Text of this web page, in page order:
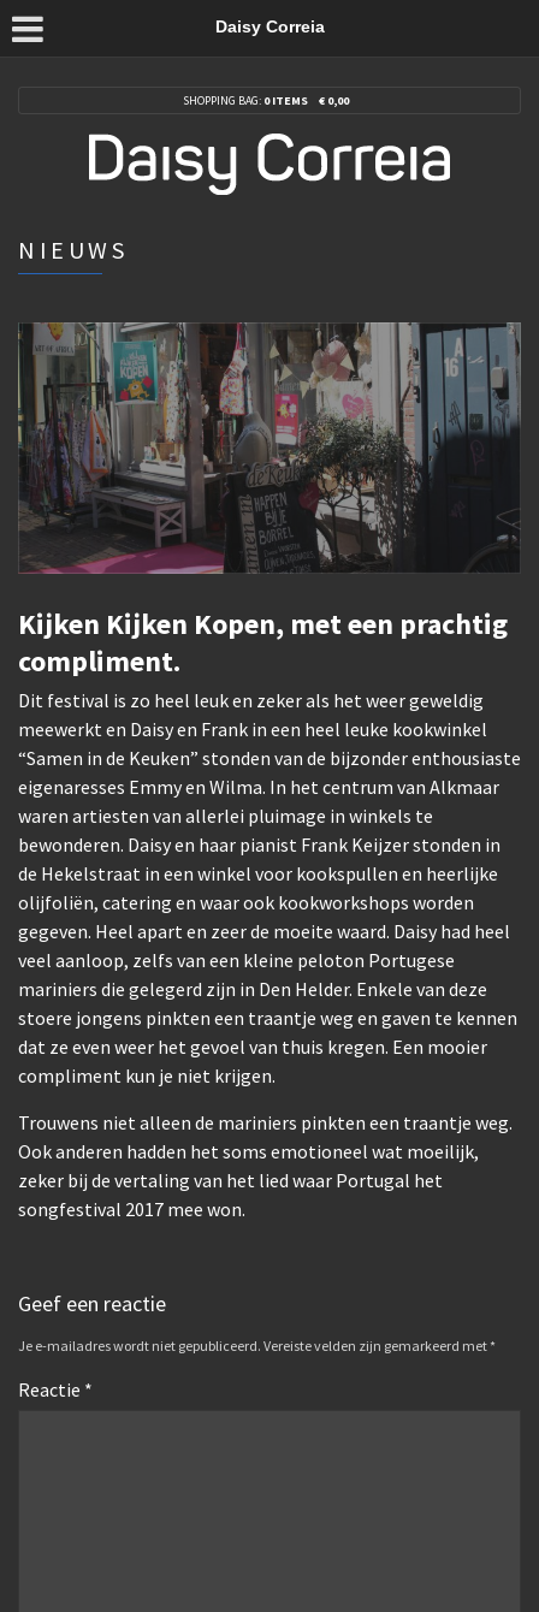
Daisy Correia
SHOPPING BAG: 0 ITEMS €0,00
NIEUWS
Kijken Kijken Kopen, met een prachtig
compliment.
Dit festival is zo heel leuk en zeker als het weer geweldig
meewerkt en Daisy en Frank in een heel leuke kookwinkel
“Samen in de Keuken” stonden van de bijzonder enthousiaste
eigenaresses Emmy en Wilma. In het centrum van Alkmaar
waren artiesten van allerlei pluimage in winkels te
bewonderen. Daisy en haar pianist Frank Keijzer stonden in
de Hekelstraat in een winkel voor kookspullen en heerlijke
olijfoliën, catering en waar ook kookworkshops worden
gegeven. Heel apart en zeer de moeite waard. Daisy had heel
veel aanloop, zelfs van een kleine peloton Portugese
mariniers die gelegerd zijn in Den Helder. Enkele van deze
stoere jongens pinkten een traantje weg en gaven te kennen
dat ze even weer het gevoel van thuis kregen. Een mooier
compliment kun je niet krijgen.
Trouwens niet alleen de mariniers pinkten een traantje weg.
Ook anderen hadden het soms emotioneel wat moeilijk,
zeker bij de vertaling van het lied waar Portugal het
songfestival 2017 mee won.
Geef een reactie
Je e-mailadres wordt niet gepubliceerd. Vereiste velden zijn gemarkeerd met *
Reactie *